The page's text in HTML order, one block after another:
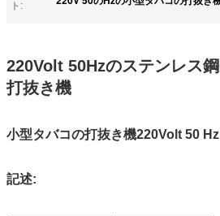
ト:
220Volt 50Hzのステンレス
打抜き機
小型タバコの打抜き機220Volt 50
記述: